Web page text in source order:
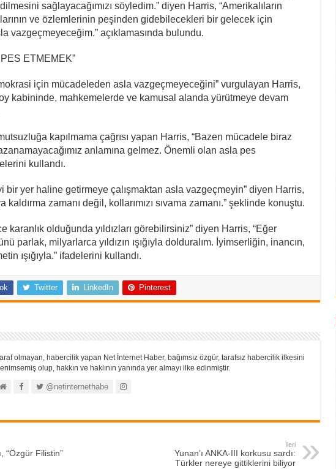
sağlayacağımızı söyledim.” diyen Harris, “Amerikalıların
ve özlemlerinin peşinden gidebilecekleri bir gelecek için
vazgeçmeyeceğim.” açıklamasında bulundu.
ETMEMEK”
için mücadeleden asla vazgeçmeyeceğini” vurgulayan Harris,
kabininde, mahkemelerde ve kamusal alanda yürütmeye devam
kapılmama çağrısı yapan Harris, “Bazen mücadele biraz
anlamına gelmez. Önemli olan asla pes
kullandı.
bir yer haline getirmeye çalışmaktan asla vazgeçmeyin” diyen Harris,
kaldırma zamanı değil, kollarımızı sıvama zamanı.” şeklinde konuştu.
karanlık olduğunda yıldızları görebilirsiniz” diyen Harris, “Eğer
parlak, milyarlarca yıldızın ışığıyla dolduralım. İyimserliğin, inancın,
ışığıyla.” ifadelerini kullandı.
Twitter LinkedIn Pinterest
olmayan, habercilik yapan Net İnternet Haber, bağımsız özgür, tarafsız habercilik ilkesini
olup, hakkın ve haklının yanında yer almayı ilke edinmiştir.
@netinternethabe
“Özgür Filistin”
İleri
Yunan’ı ANKA-III korkusu sardı:
Türkler nereye gittiklerini biliyor